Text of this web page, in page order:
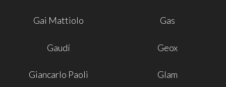
Gai Mattiolo Gas
Gaudí Geox
Giancarlo Paoli Glam